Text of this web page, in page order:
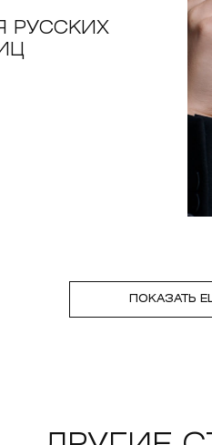
РУССКИХ
ПОКАЗАТЬ